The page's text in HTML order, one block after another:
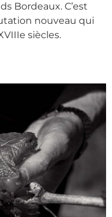
Bordeaux. C’est
nouveau qui
siècles.